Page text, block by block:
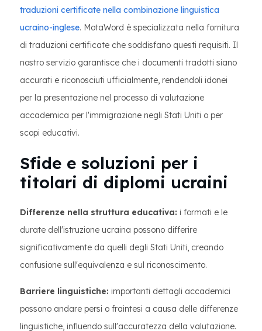
traduzioni certificate nella combinazione linguistica
ucraino-inglese. MotaWord è specializzata nella fornitura
di traduzioni certificate che soddisfano questi requisiti. Il
nostro servizio garantisce che i documenti tradotti siano
accurati e riconosciuti ufficialmente, rendendoli idonei
per la presentazione nel processo di valutazione
accademica per l'immigrazione negli Stati Uniti o per
scopi educativi.
Sfide e soluzioni per i
titolari di diplomi ucraini
Differenze nella struttura educativa: i formati e le
durate dell'istruzione ucraina possono differire
significativamente da quelli degli Stati Uniti, creando
confusione sull'equivalenza e sul riconoscimento.
Barriere linguistiche: importanti dettagli accademici
possono andare persi o fraintesi a causa delle differenze
linguistiche, influendo sull'accuratezza della valutazione.